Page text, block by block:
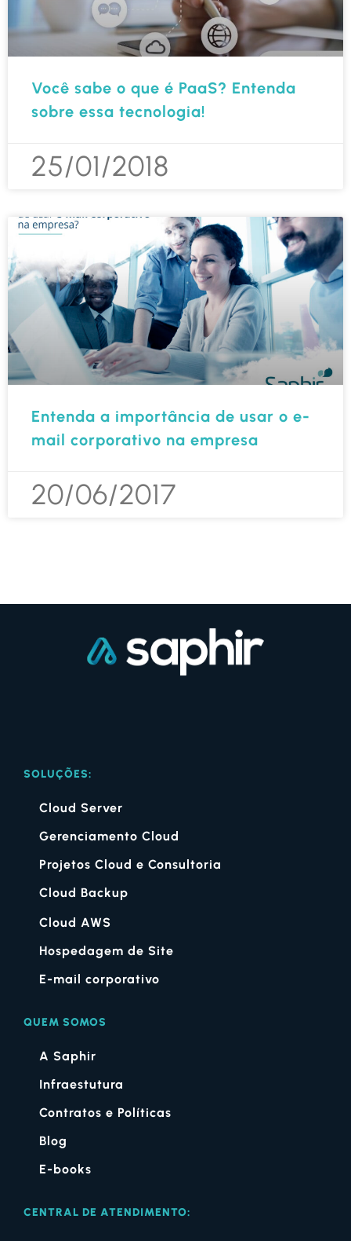
Você sabe o que é PaaS? Entenda
sobre essa tecnologia!
25/01/2018
Entenda a importância de usar o e-
mail corporativo na empresa
20/06/2017
SOLUÇÕES:
Cloud Server
Gerenciamento Cloud
Projetos Cloud e Consultoria
Cloud Backup
Cloud AWS
Hospedagem de Site
E-mail corporativo
QUEM SOMOS
A Saphir
Infraestutura
Contratos e Políticas
Blog
E-books
CENTRAL DE ATENDIMENTO: